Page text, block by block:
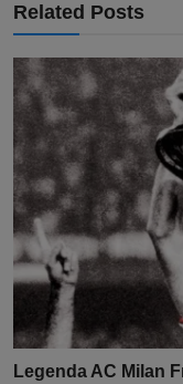
Related Posts
Legenda AC Milan